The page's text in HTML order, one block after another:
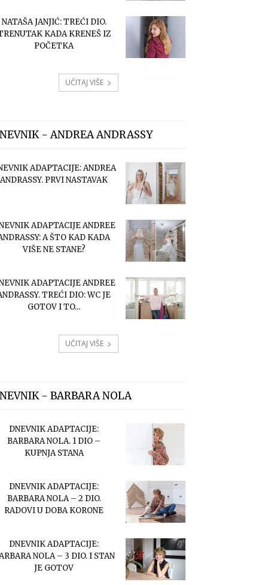
NATAŠA JANJIĆ: TREĆI DIO.
KADA KRENEŠ IZ
POČETKA
UČITAJ VIŠE
- ANDREA ANDRASSY
ADAPTACIJE: ANDREA
ANDRASSY. PRVI NASTAVAK
ADAPTACIJE ANDREE
A ŠTO KAD KADA
VIŠE NE STANE?
ADAPTACIJE ANDREE
TREĆI DIO: WC JE
GOTOV I TO...
UČITAJ VIŠE
- BARBARA NOLA
DNEVNIK ADAPTACIJE:
BARBARA NOLA. 1 DIO –
KUPNJA STANA
DNEVNIK ADAPTACIJE:
BARBARA NOLA – 2 DIO.
RADOVI U DOBA KORONE
DNEVNIK ADAPTACIJE:
NOLA – 3 DIO. I STAN
JE GOTOV